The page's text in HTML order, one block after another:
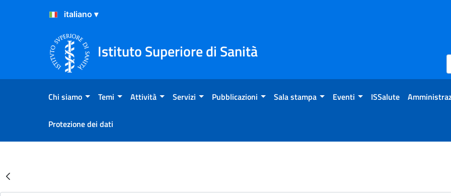
Salta al Contenuto
Salta al Footer
Istituto Superiore di Sanità
Chi siamo Temi Attività Servizi Pubblicazioni Sala stampa Eventi ISSalute
Protezione dei dati
Risultati della Ricerca - Eventi